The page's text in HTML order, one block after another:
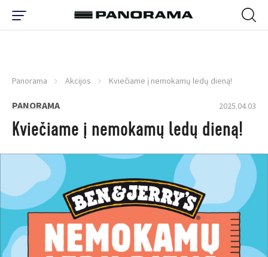
Panorama Akcijos Kviečiame į nemokamų ledų dieną!
PANORAMA 2025.04.03
Kviečiame į nemokamų ledų dieną!